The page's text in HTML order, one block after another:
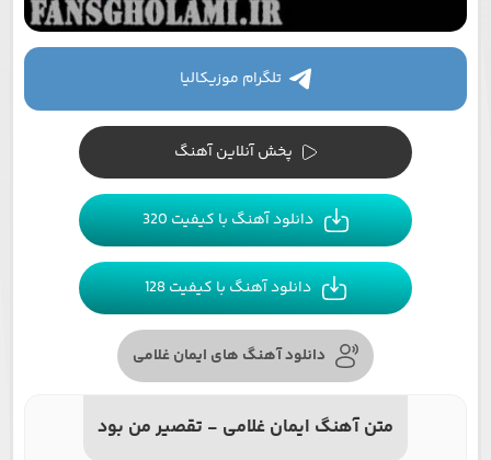
تلگرام موزیکالیا
پخش آنلاین آهنگ
دانلود آهنگ با کیفیت 320
دانلود آهنگ با کیفیت 128
دانلود آهنگ های ایمان غلامی
متن آهنگ ایمان غلامی - تقصیر من بود